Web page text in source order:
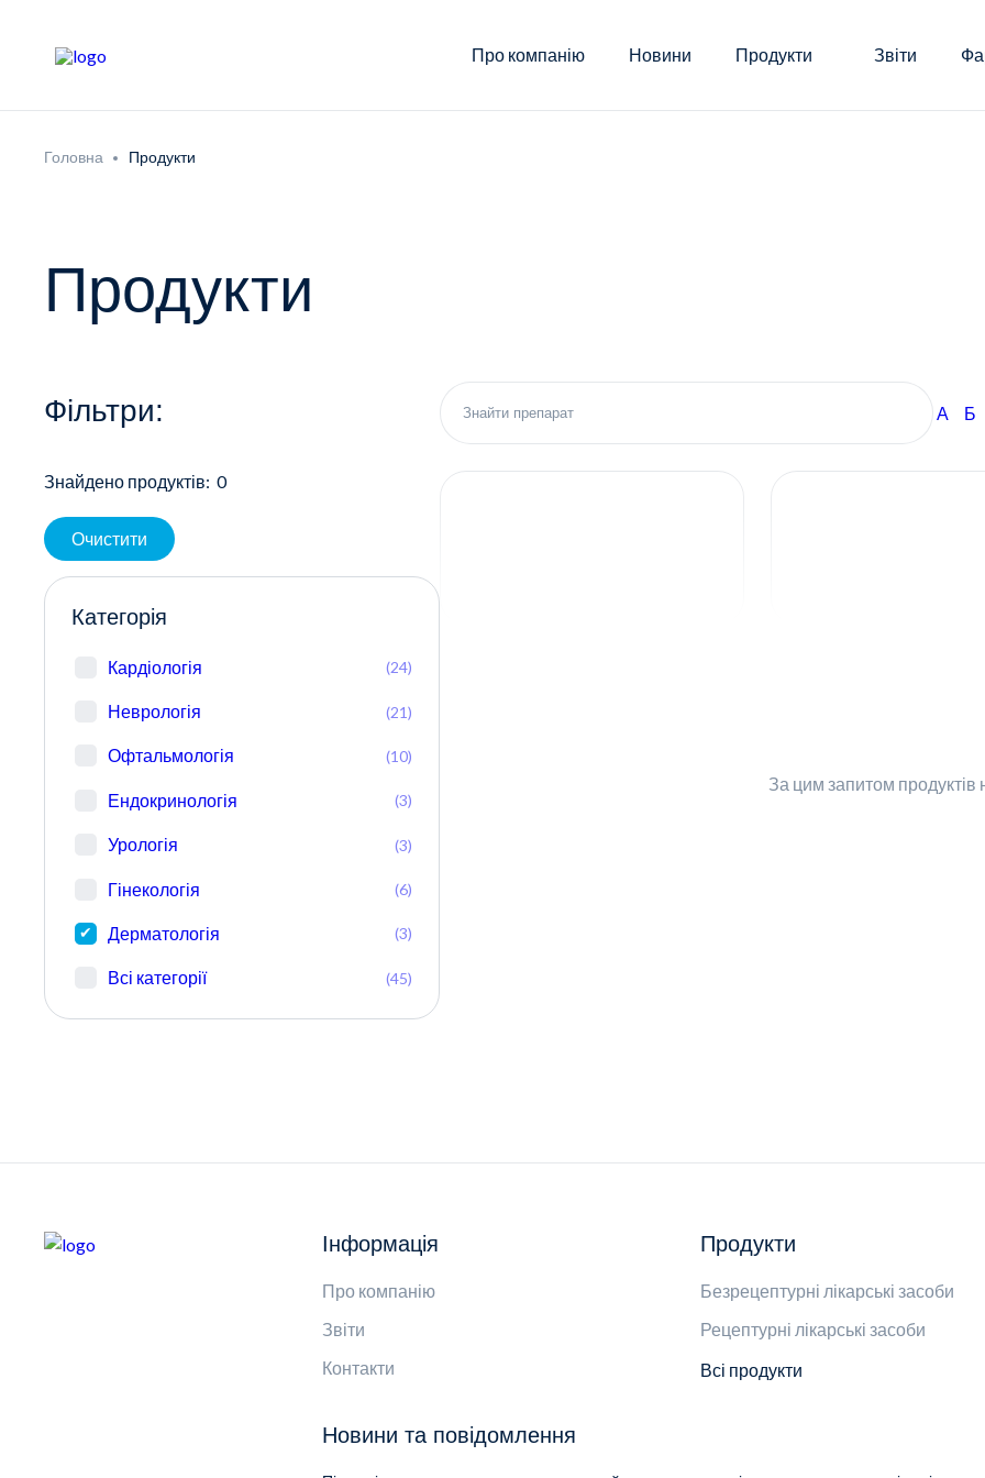
Про компанію Новини Продукти Звіти
Головна Продукти
Продукти
Фільтри:
Знайдено продуктів: 0
Очистити
Категорія
Кардіологія (24)
Неврологія (21)
Офтальмологія (10)
Ендокринологія (3)
Урологія (3)
Гінекологія (6)
Дерматологія (3)
Всі категорії (45)
А Б
За цим запитом
Інформація
Про компанію
Звіти
Контакти
Продукти
Безрецептурні лікарські засоби
Рецептурні лікарські засоби
Всі продукти
Новини та повідомлення